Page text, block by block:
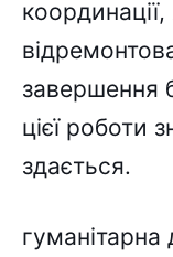
завершення
цієї роботи
здається.